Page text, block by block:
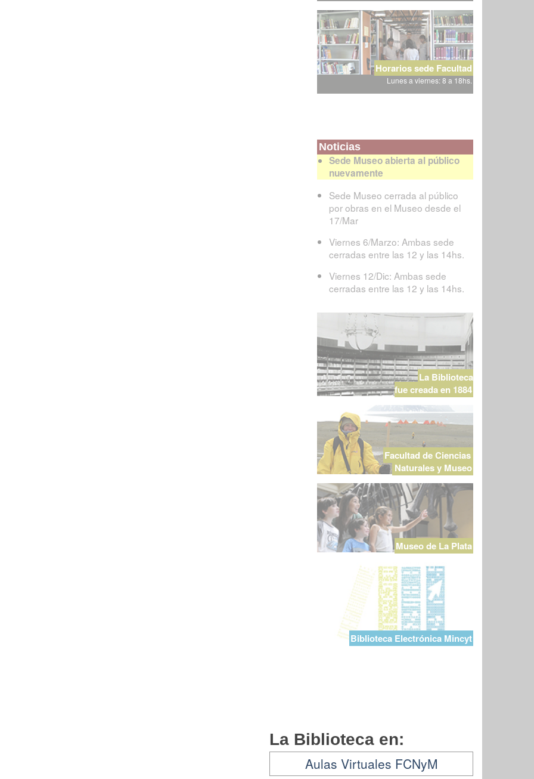
Horarios sede Facultad
Lunes a viernes: 8 a 18hs.
Noticias
Sede Museo abierta al público
nuevamente
Sede Museo cerrada al público
por obras en el Museo desde el
17/Mar
Viernes 6/Marzo: Ambas sede
cerradas entre las 12 y las 14hs.
Viernes 12/Dic: Ambas sede
cerradas entre las 12 y las 14hs.
La Biblioteca
fue creada en 1884
Facultad de Ciencias
Naturales y Museo
Museo de La Plata
Biblioteca Electrónica Mincyt
La Biblioteca en:
Aulas Virtuales FCNyM